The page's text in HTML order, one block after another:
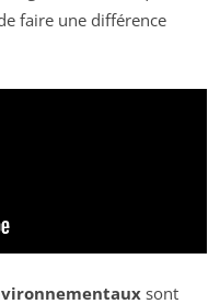
faire une différence
sont